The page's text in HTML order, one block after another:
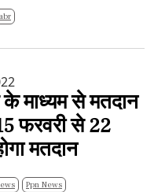
माध्यम से मतदान
फरवरी से 22
मतदान
Ppn News